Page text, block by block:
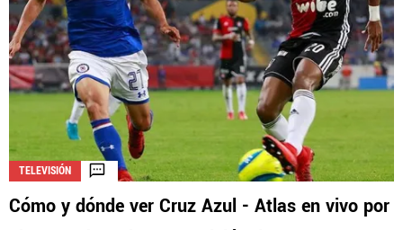
TELEVISIÓN
Cómo y dónde ver Cruz Azul - Atlas en vivo por